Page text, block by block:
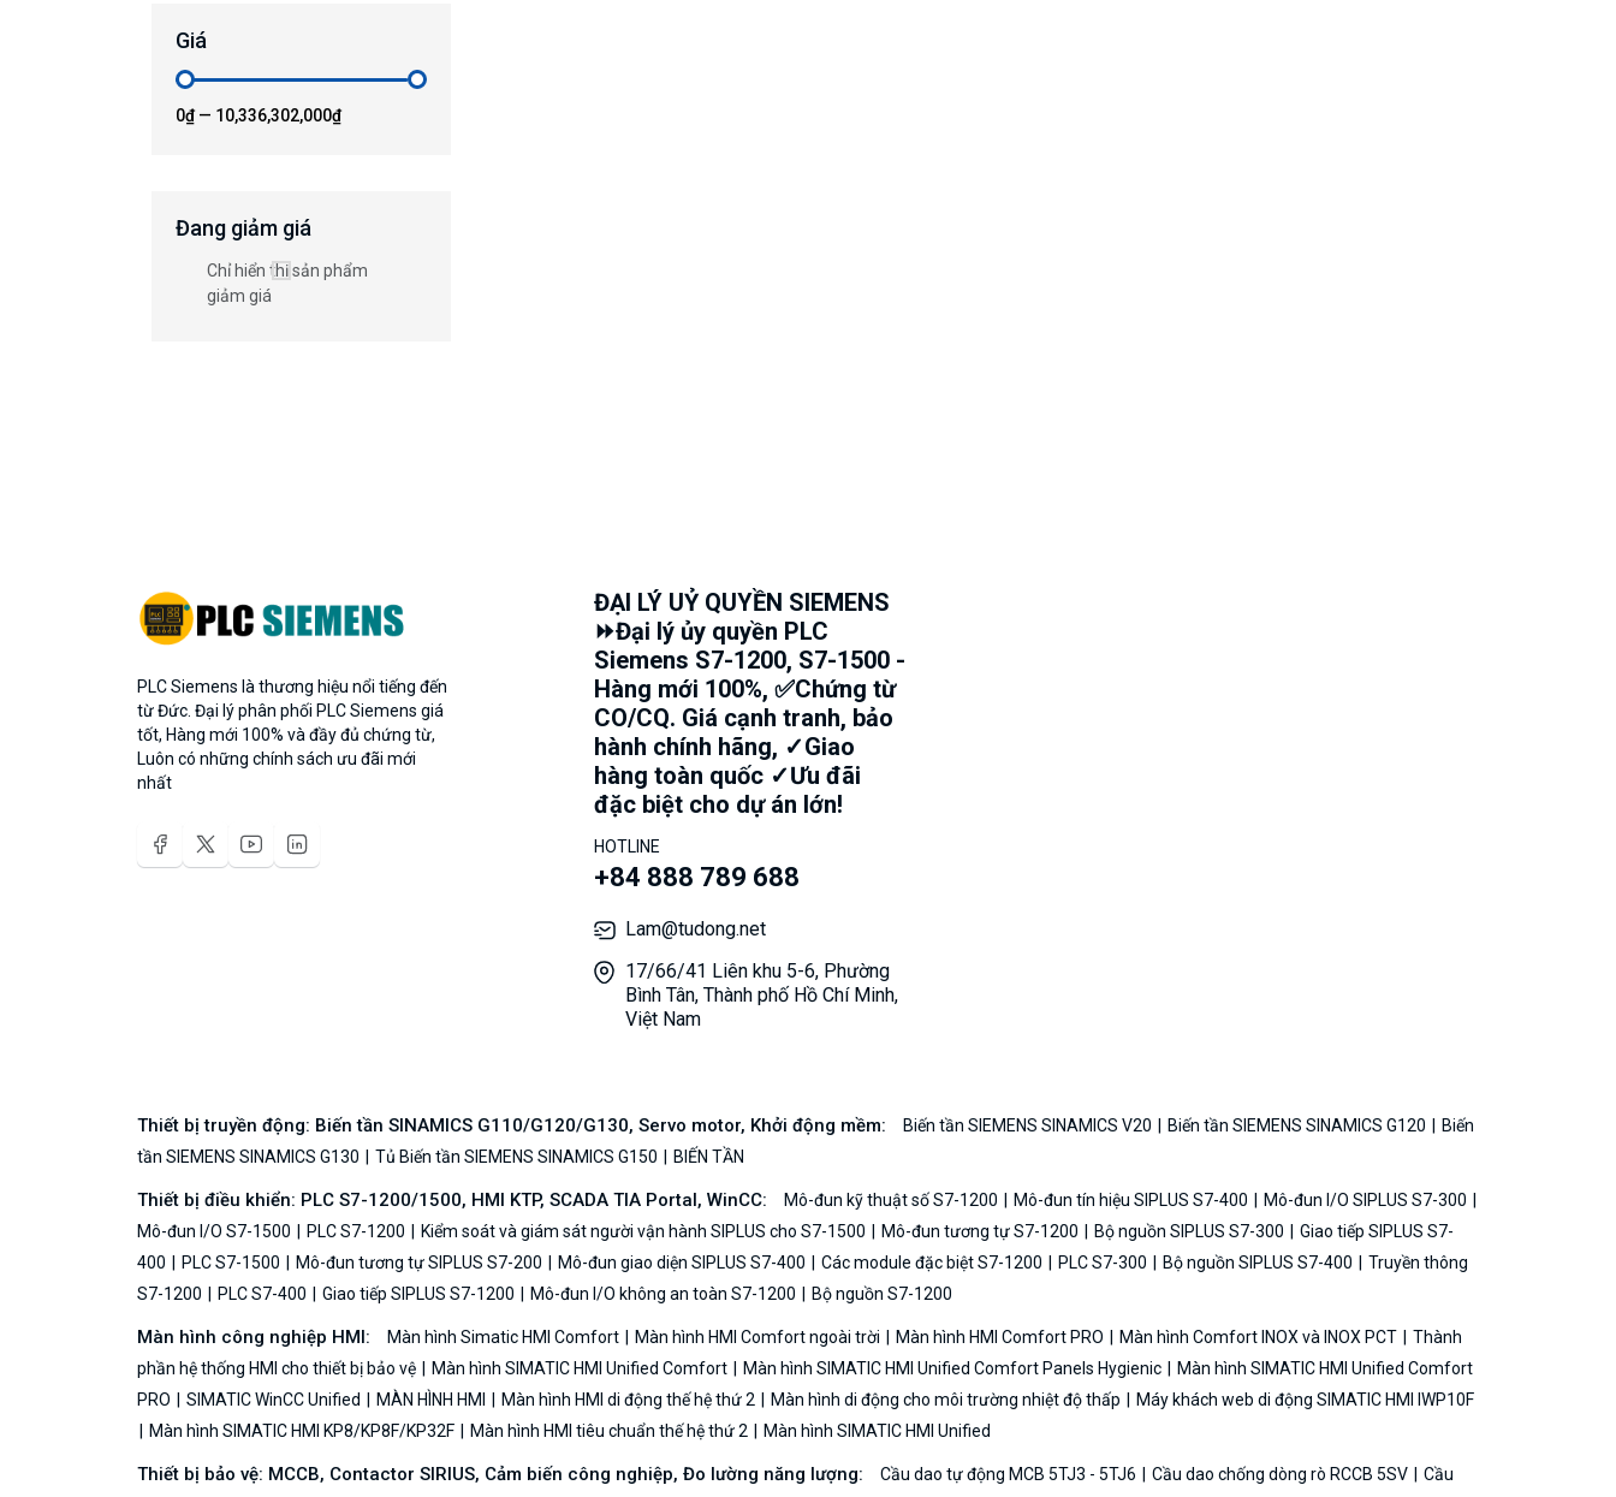
Giá
0₫— 10,336,302,000₫
Đang giảm giá
Chỉ hiển thị sản phẩm
giảm giá
PLC Siemens là thương hiệu nổi tiếng đến
từ Đức. Đại lý phân phối PLC Siemens giá
tốt, Hàng mới 100% và đầy đủ chứng từ,
Luôn có những chính sách ưu đãi mới
nhất
ĐẠI LÝ UỶ QUYỀN SIEMENS
⏩Đại lý ủy quyền PLC
Siemens S7-1200, S7-1500 -
Hàng mới 100%, ✅Chứng từ
CO/CQ. Giá cạnh tranh, bảo
hành chính hãng, ✓Giao
hàng toàn quốc ✓Ưu đãi
đặc biệt cho dự án lớn!
HOTLINE
+84 888 789 688
Lam@tudong.net
17/66/41 Liên khu 5-6, Phường
Bình Tân, Thành phố Hồ Chí Minh,
Việt Nam
Thiết bị truyền động: Biến tần SINAMICS G110/G120/G130, Servo motor, Khởi động mềm: Biến tần SIEMENS SINAMICS V20 Biến tần SIEMENS SINAMICS G120
Biến
tần SIEMENS SINAMICS G130
Tủ Biến tần SIEMENS SINAMICS G150 BIẾN TẦN
Thiết bị điều khiển: PLC S7-1200/1500, HMI KTP, SCADA TIA Portal, WinCC: Mô-đun kỹ thuật số S7-1200 Mô-đun tín hiệu SIPLUS S7-400
Mô-đun I/O SIPLUS S7-300
Mô-đun I/O S7-1500
PLC S7-1200 Kiểm soát và giám sát người vận hành SIPLUS cho S7-1500 Mô-đun tương tự S7-1200 Bộ nguồn SIPLUS S7-300
Giao tiếp SIPLUS S7-
400
PLC S7-1500 Mô-đun tương tự SIPLUS S7-200 Mô-đun giao diện SIPLUS S7-400 Các module đặc biệt S7-1200 PLC S7-300 Bộ nguồn SIPLUS S7-400
Truyền thông
S7-1200
PLC S7-400 Giao tiếp SIPLUS S7-1200 Mô-đun I/O không an toàn S7-1200 Bộ nguồn S7-1200
Màn hình công nghiệp HMI: Màn hình Simatic HMI Comfort Màn hình HMI Comfort ngoài trời Màn hình HMI Comfort PRO Màn hình Comfort INOX và INOX PCT
Thành
phần hệ thống HMI cho thiết bị bảo vệ
Màn hình SIMATIC HMI Unified Comfort Màn hình SIMATIC HMI Unified Comfort Panels Hygienic
Màn hình SIMATIC HMI Unified Comfort
PRO
SIMATIC WinCC Unified MÀN HÌNH HMI Màn hình HMI di động thế hệ thứ 2 Màn hình di động cho môi trường nhiệt độ thấp
Máy khách web di động SIMATIC HMI IWP10F
Màn hình SIMATIC HMI KP8/KP8F/KP32F
Màn hình HMI tiêu chuẩn thế hệ thứ 2 Màn hình SIMATIC HMI Unified
Thiết bị bảo vệ: MCCB, Contactor SIRIUS, Cảm biến công nghiệp, Đo lường năng lượng: Cầu dao tự động MCB 5TJ3 - 5TJ6 Cầu dao chống dòng rò RCCB 5SV
Cầu